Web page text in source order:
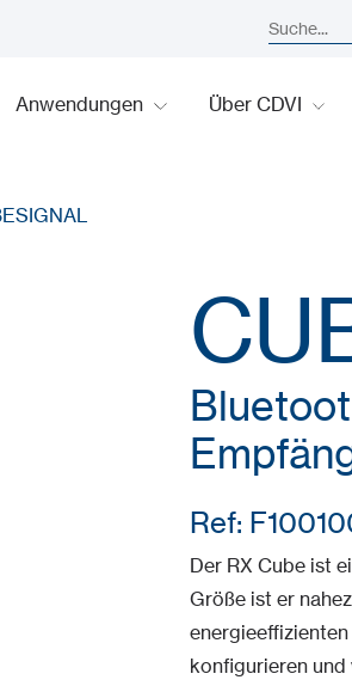
Anwendungen Über CDVI
Ref:
Der RX Cube ist
Größe ist er
konfigurieren